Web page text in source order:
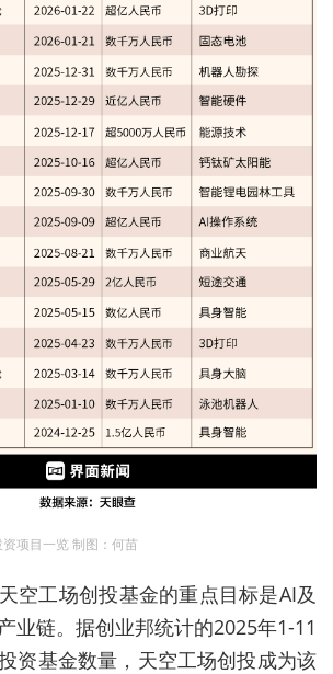
项目一览 制图：何苗
空工场创投基金的重点目标是AI及
业链。据创业邦统计的2025年1-11
资基金数量，天空工场创投成为该